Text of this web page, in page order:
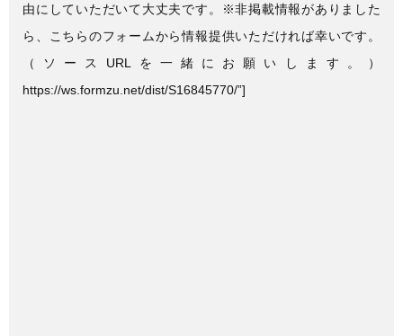
由にしていただいて大丈夫です。※非掲載情報がありました
ら、こちらのフォームから情報提供いただければ幸いです。
（ソースURLを一緒にお願いします。）
https://ws.formzu.net/dist/S16845770/”]